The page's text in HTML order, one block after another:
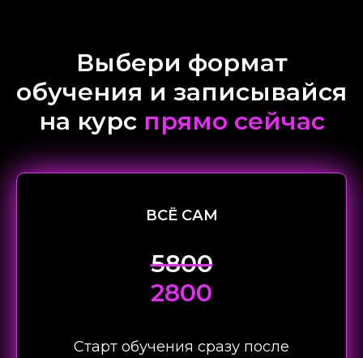
Выбери формат
обучения и записывайся
на курспрямо сейчас
ВСЁ САМ
5800
2800
Старт обучения сразу после